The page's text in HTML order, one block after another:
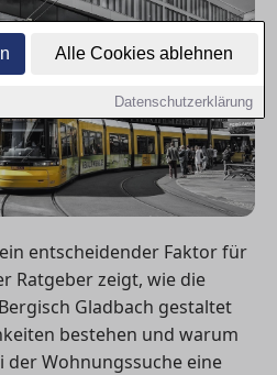
Alle Cookies ablehnen
Datenschutzerklärung
entscheidender Faktor für
Ratgeber zeigt, wie die
Gladbach gestaltet
bestehen und warum
der Wohnungssuche eine